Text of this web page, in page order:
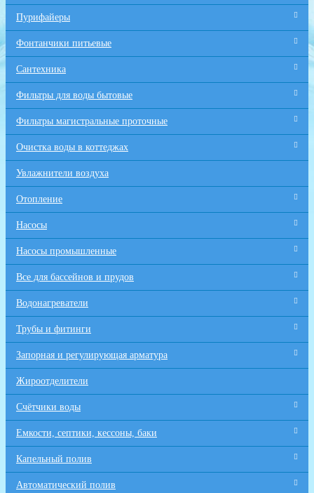
Пурифайеры
Фонтанчики питьевые
Сантехника
Фильтры для воды бытовые
Фильтры магистральные проточные
Очистка воды в коттеджах
Увлажнители воздуха
Отопление
Насосы
Насосы промышленные
Все для бaссейнов и прудов
Водонагреватели
Трубы и фитинги
Запорная и регулирующая арматура
Жироотделители
Счётчики воды
Емкости, септики, кессоны, баки
Капельный полив
Автоматический полив